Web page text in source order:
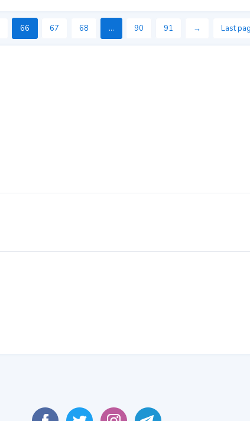
66 67 68 ... 90 91 → Last